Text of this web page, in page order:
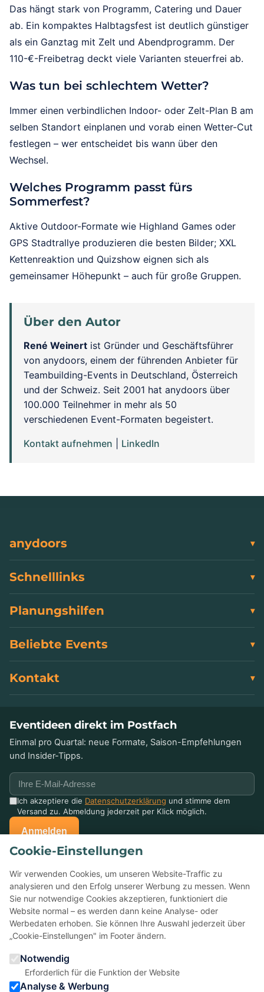
Das hängt stark von Programm, Catering und Dauer
ab. Ein kompaktes Halbtagsfest ist deutlich günstiger
als ein Ganztag mit Zelt und Abendprogramm. Der
110-€-Freibetrag deckt viele Varianten steuerfrei ab.
Was tun bei schlechtem Wetter?
Immer einen verbindlichen Indoor- oder Zelt-Plan B am
selben Standort einplanen und vorab einen Wetter-Cut
festlegen – wer entscheidet bis wann über den
Wechsel.
Welches Programm passt fürs
Sommerfest?
Aktive Outdoor-Formate wie Highland Games oder
GPS Stadtrallye produzieren die besten Bilder; XXL
Kettenreaktion und Quizshow eignen sich als
gemeinsamer Höhepunkt – auch für große Gruppen.
Über den Autor
René Weinert ist Gründer und Geschäftsführer
von anydoors, einem der führenden Anbieter für
Teambuilding-Events in Deutschland, Österreich
und der Schweiz. Seit 2001 hat anydoors über
100.000 Teilnehmer in mehr als 50
verschiedenen Event-Formaten begeistert.
Kontakt aufnehmen LinkedIn
anydoors
Schnelllinks
Planungshilfen
Beliebte Events
Kontakt
Eventideen direkt im Postfach
Einmal pro Quartal: neue Formate, Saison-Empfehlungen
und Insider-Tipps.
Ich akzeptiere die Datenschutzerklärung und stimme dem
Versand zu. Abmeldung jederzeit per Klick möglich.
Anmelden
Erzählen Sie anderen davon — Ihre Bewertung auf Google
hilft kleinen Eventagenturen enorm.
★Bei Google bewerten
5,0 ★ ★ ★ ★ ★
Cookie-Einstellungen
Wir verwenden Cookies, um unseren Website-Traffic zu
analysieren und den Erfolg unserer Werbung zu messen. Wenn
Sie nur notwendige Cookies akzeptieren, funktioniert die
Website normal – es werden dann keine Analyse- oder
Werbedaten erhoben. Sie können Ihre Auswahl jederzeit über
„Cookie-Einstellungen" im Footer ändern.
Notwendig
Erforderlich für die Funktion der Website
Analyse & Werbung